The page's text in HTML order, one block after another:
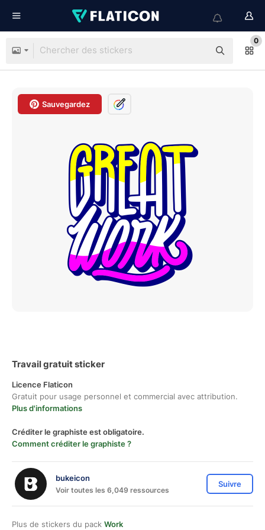
0
Sauvegardez
Travail gratuit sticker
Licence Flaticon
Gratuit pour usage personnel et commercial avec attribution.
Plus d'informations
Créditer le graphiste est obligatoire.
Comment créditer le graphiste ?
bukeicon
Voir toutes les 6,049 ressources
Suivre
Plus de stickers du pack Work